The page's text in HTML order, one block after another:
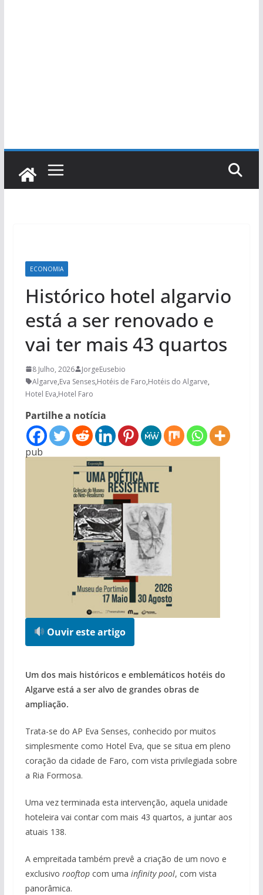
ECONOMIA
Histórico hotel algarvio
está a ser renovado e
vai ter mais 43 quartos
8 Julho, 2026
JorgeEusebio
Algarve,Eva Senses,Hotéis de Faro,Hotéis do Algarve,
Hotel Eva,Hotel Faro
Partilhe a notícia
pub
Ouvir este artigo
Um dos mais históricos e emblemáticos hotéis do
Algarve está a ser alvo de grandes obras de
ampliação.
Trata-se do AP Eva Senses, conhecido por muitos
simplesmente como Hotel Eva, que se situa em pleno
coração da cidade de Faro, com vista privilegiada sobre
a Ria Formosa.
Uma vez terminada esta intervenção, aquela unidade
hoteleira vai contar com mais 43 quartos, a juntar aos
atuais 138.
A empreitada também prevê a criação de um novo e
exclusivo rooftopcom uma infinity pool, com vista
panorâmica.